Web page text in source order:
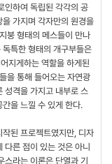
인하여 독립된 각각의 공
가지며 각자만의 원경을
붕 형태의 메스들이 만나
특한 형태의 개구부들은
지게하는 역할을 하게된
을 통해 들어오는 자연광
성격을 가지고 내부로 스
을 느낄 수 있게 한다.
된 프로젝트였지만, 디자
다른 점이 있는 것은 아니
라는 이론은 단열과 기